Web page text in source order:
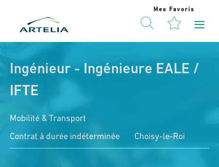
Mes Favoris
Ingénieur - Ingénieure EALE /
IFTE
Mobilité & Transport
Choisy-le-Roi
Contrat à durée indéterminée